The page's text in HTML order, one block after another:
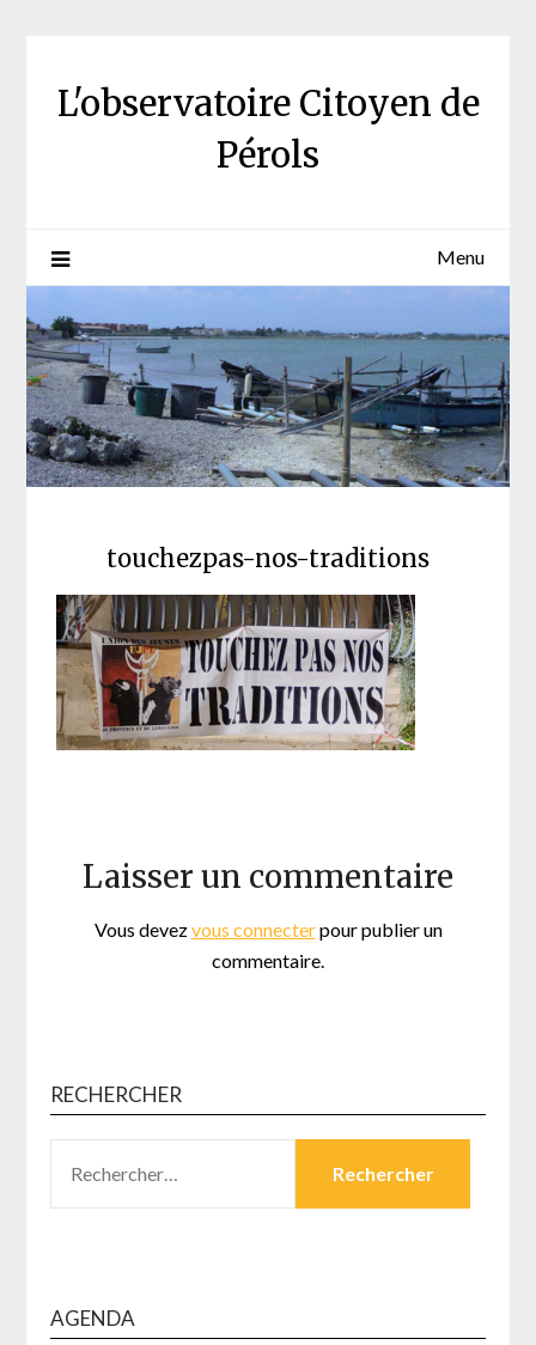
L'observatoire Citoyen de
Pérols
Menu
touchezpas-nos-traditions
Laisser un commentaire
Vous devezvous connecterpour publier un
commentaire.
RECHERCHER
AGENDA